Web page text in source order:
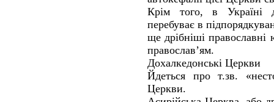
Крім того, в Україні
перебуває в
ще дрібніші православні
православ’ям.
Дохалкедонські Церкви
Йдеться про т.зв.
Церкви.